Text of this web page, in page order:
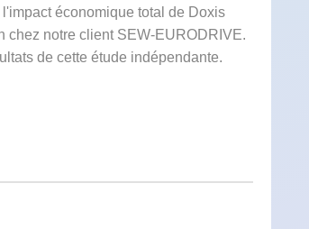
économique total de Doxis
chez notre client SEW-EURODRIVE.
de cette étude indépendante.